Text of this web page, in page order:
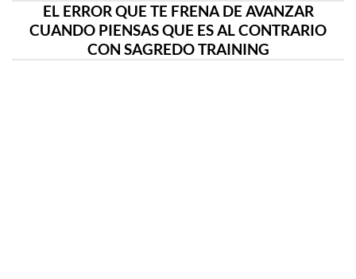
EL ERROR QUE TE FRENA DE AVANZAR
CUANDO PIENSAS QUE ES AL CONTRARIO
CON SAGREDO TRAINING